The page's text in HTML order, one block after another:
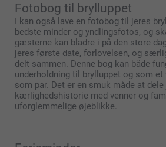
Fotobog til brylluppet
I kan også lave en fotobog til jeres
bedste minder og yndlingsfotos, og
gæsterne kan bladre i på den store
jeres første date, forlovelsen, og
delt sammen. Denne bog kan både
underholdning til brylluppet og som
som par. Det er en smuk måde at dele
kærlighedshistorie med venner og
uforglemmelige øjeblikke.